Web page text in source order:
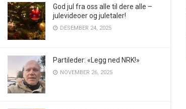
God jul fra oss alle til dere alle –
julevideoer og juletaler!
DESEMBER 24, 2025
Partileder: «Legg ned NRK!»
NOVEMBER 26, 2025